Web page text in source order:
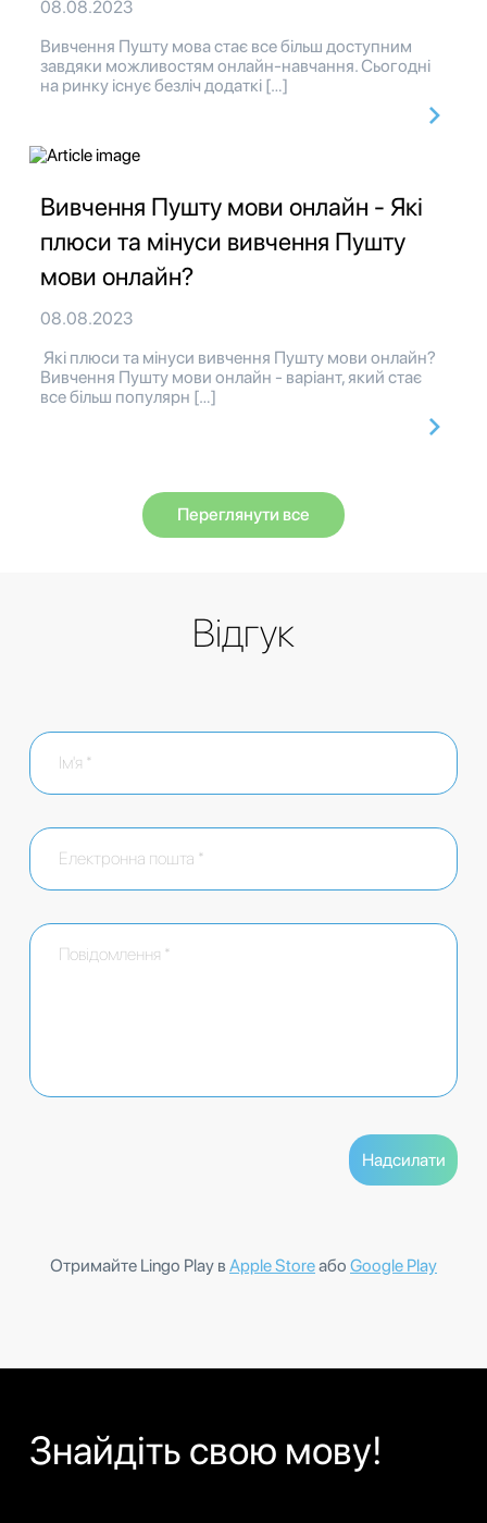
08.08.2023
Вивчення Пушту мова стає все більш доступним
завдяки можливостям онлайн-навчання. Сьогодні
на ринку існує безліч додаткі […]
Вивчення Пушту мови онлайн - Які
плюси та мінуси вивчення Пушту
мови онлайн?
08.08.2023
Які плюси та мінуси вивчення Пушту мови онлайн?
Вивчення Пушту мови онлайн - варіант, який стає
все більш популярн […]
Переглянути все
Відгук
Отримайте Lingo Play в Apple Storeабо Google Play
Знайдіть свою мову!